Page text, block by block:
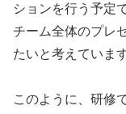
ションを行う予定
チーム全体のプレ
たいと考えていま
このように、研修